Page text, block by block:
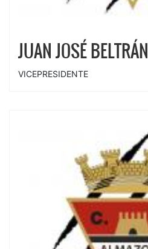
JUAN JOSÉ BELTRÁN
VICEPRESIDENTE